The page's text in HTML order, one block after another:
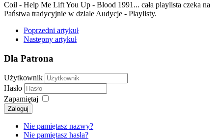
Coil - Help Me Lift You Up - Blood 1991... cała playlista czeka na
Państwa tradycyjnie w dziale Audycje - Playlisty.
Poprzedni artykuł
Następny artykuł
Dla Patrona
Użytkownik
Hasło
Zapamiętaj
Zaloguj
Nie pamiętasz nazwy?
Nie pamiętasz hasła?